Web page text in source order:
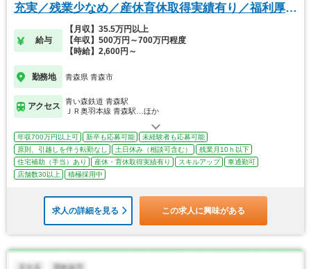
充実／残業少なめ／産休育休取得実績有り／福利厚生
給与
【月収】35.5万円以上
【年収】500万円～700万円程度
【時給】2,600円～
勤務地 青森県 青森市
アクセス
青い森鉄道 青森駅
ＪＲ奥羽本線 青森駅…ほか
年収700万円以上可 新卒も応募可能
未経験者も応募可能
原則、引越しを伴う転勤なし
土日休み（相談可含む）
残業月10ｈ以下
住宅補助（手当）あり
産休・育休取得実績有り スキルアップ
車通勤可
店舗数30以上
積極採用中
求人の詳細を見る この求人に興味がある